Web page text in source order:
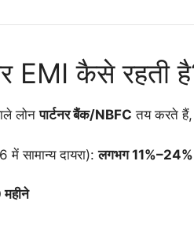
EMI कैसे रहती
लोनपार्टनर बैंक/NBFC तय करते हैं,
में सामान्य दायरा):लगभग 11%–24%